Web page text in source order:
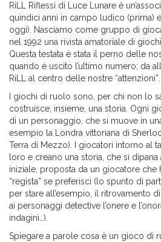
RiLL Riflessi di Luce Lunare è
quindici anni in campo ludico (prima)
oggi). Nasciamo come gruppo di
nel 1992 una rivista amatoriale di
Questa testata è stata il perno delle
quando è uscito l’ultimo numero; da
RiLL al centro delle nostre “attenzioni”.
I giochi di ruolo sono, per chi non lo
costruisce, insieme, una storia. Ogni
di un personaggio, che si muove in
esempio la Londra vittoriana di
Terra di Mezzo). I giocatori intorno al
loro e creano una storia, che si
iniziale, proposta da un giocatore che
“regista” se preferisci (lo spunto di
per stare all’esempio, il ritrovamento
ai personaggi detective l’onere e
indagini…).
Spiegare a parole cosa è un gioco di